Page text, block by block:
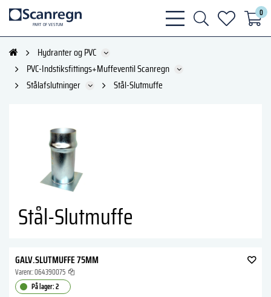
PART OF VESTUM
bars
light
search
light
heart
light
0
Hydranter og PVC
PVC-Indstiksfittings+Muffeventil Scanregn
Stålafslutninger
Stål-Slutmuffe
Stål-Slutmuffe
GALV.SLUTMUFFE 75MM
Varenr.:064390075
På lager: 2